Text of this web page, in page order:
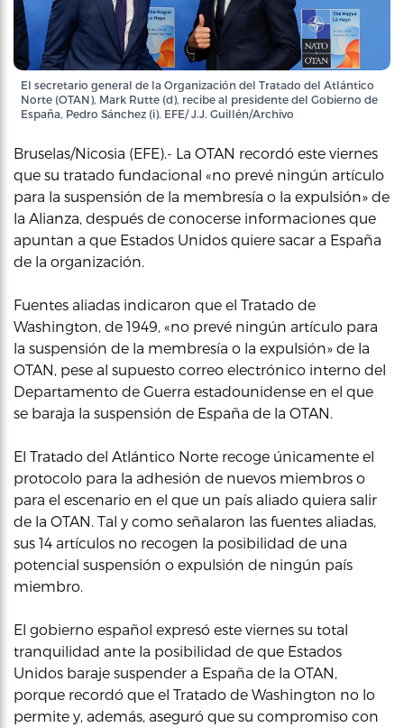
El secretario general de la Organización del Tratado del Atlántico
Norte (OTAN), Mark Rutte (d), recibe al presidente del Gobierno de
España, Pedro Sánchez (i). EFE/ J.J. Guillén/Archivo
Bruselas/Nicosia (EFE).- La OTAN recordó este viernes
que su tratado fundacional «no prevé ningún artículo
para la suspensión de la membresía o la expulsión» de
la Alianza, después de conocerse informaciones que
apuntan a que Estados Unidos quiere sacar a España
de la organización.
Fuentes aliadas indicaron que el Tratado de
Washington, de 1949, «no prevé ningún artículo para
la suspensión de la membresía o la expulsión» de la
OTAN, pese al supuesto correo electrónico interno del
Departamento de Guerra estadounidense en el que
se baraja la suspensión de España de la OTAN.
El Tratado del Atlántico Norte recoge únicamente el
protocolo para la adhesión de nuevos miembros o
para el escenario en el que un país aliado quiera salir
de la OTAN. Tal y como señalaron las fuentes aliadas,
sus 14 artículos no recogen la posibilidad de una
potencial suspensión o expulsión de ningún país
miembro.
El gobierno español expresó este viernes su total
tranquilidad ante la posibilidad de que Estados
Unidos baraje suspender a España de la OTAN,
porque recordó que el Tratado de Washington no lo
permite y, además, aseguró que su compromiso con